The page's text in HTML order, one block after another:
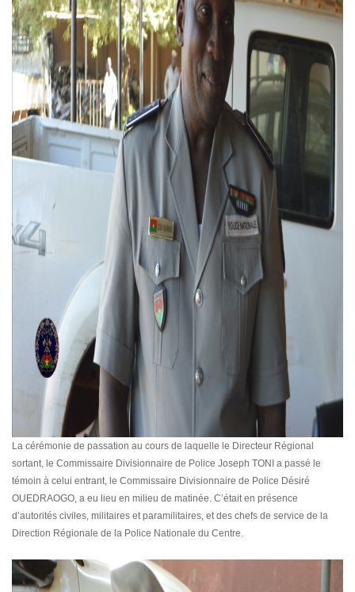
La cérémonie de passation au cours de laquelle le Directeur Régional
sortant, le Commissaire Divisionnaire de Police Joseph TONI a passé le
témoin à celui entrant, le Commissaire Divisionnaire de Police Désiré
OUEDRAOGO, a eu lieu en milieu de matinée. C’était en présence
d’autorités civiles, militaires et paramilitaires, et des chefs de service de la
Direction Régionale de la Police Nationale du Centre.